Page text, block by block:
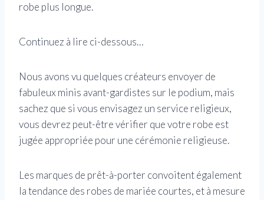
robe plus longue.
Continuez à lire ci-dessous…
Nous avons vu quelques créateurs envoyer de
fabuleux minis avant-gardistes sur le podium, mais
sachez que si vous envisagez un service religieux,
vous devrez peut-être vérifier que votre robe est
jugée appropriée pour une cérémonie religieuse.
Les marques de prêt-à-porter convoitent également
la tendance des robes de mariée courtes, et à mesure